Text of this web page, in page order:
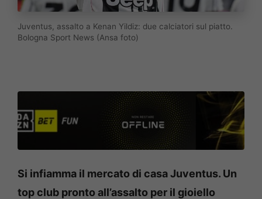
Juventus, assalto a Kenan Yildiz: due calciatori sul piatto.
Bologna Sport News (Ansa foto)
Si infiamma il mercato di casa Juventus. Un
top club pronto all’assalto per il gioiello